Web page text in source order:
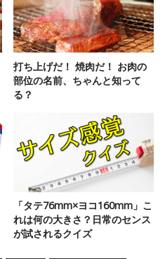
打ち上げだ！ 焼肉だ！ お肉の
部位の名前、ちゃんと知って
る？
「タテ76mm×ヨコ160mm」こ
れは何の大きさ？日常のセンス
が試されるクイズ